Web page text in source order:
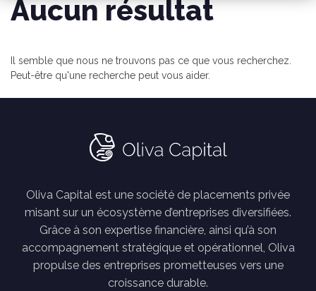
Aucun résultat
Il semble que nous ne trouvons pas ce que vous recherchez.
Peut-être qu'une recherche peut vous aider.
Oliva Capital est une société de placements privée
misant sur un écosystème d’entreprises diversifiées.
Grâce à son expertise financière, ainsi qu’à son
accompagnement stratégique et opérationnel, Oliva
propulse des entreprises prometteuses vers une
croissance durable.